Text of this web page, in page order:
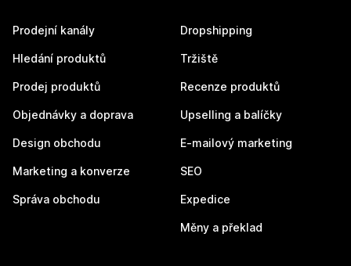
Prodejní kanály
Hledání produktů
Prodej produktů
Objednávky a doprava
Design obchodu
Marketing a konverze
Správa obchodu
Dropshipping
Tržiště
Recenze produktů
Upselling a balíčky
E-mailový marketing
SEO
Expedice
Měny a překlad